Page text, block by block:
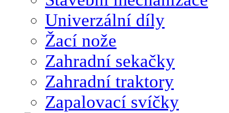
Univerzální díly
Žací nože
Zahradní sekačky
Zahradní traktory
Zapalovací svíčky